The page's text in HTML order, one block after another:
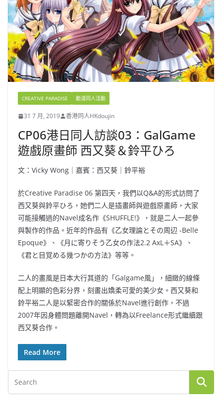
CREATIVE PARADISE 動漫同人活動
31 7 月, 2019 香港同人HKdoujin
CP06港日同人訪談03：GalGame
遊戲原畫師 西又葵＆鈴平ひろ
文：Vicky Wong｜嘉賓：西又葵｜鈴平裕
於Creative Paradise 06 第四天，我們以Q&A的形式訪問了
西又葵與鈴平ひろ，她們二人是插畫師與遊戲原畫師，大家
可能接觸過的Navel成名作《SHUFFLE!》，就是二人一起參
與製作的作品。近年的作品有《乙女理論とその周辺 -Belle
Epoque》、《月に寄りそう乙女の作法2.2 AxL＋SA》、
《君と目覚める幾つかの方法》等等。
二人的畫風是日本大行其道的「Galgame風」，細緻的線條
配上明顯的色彩分界，刻畫出嬌柔可愛的美少女。西又葵和
鈴平裕二人是以緊密合作的關係於Navel進行創作，不過
2007年因身體問題離開Navel，轉為以Freelance形式繼續跟
西又葵合作。
Read More